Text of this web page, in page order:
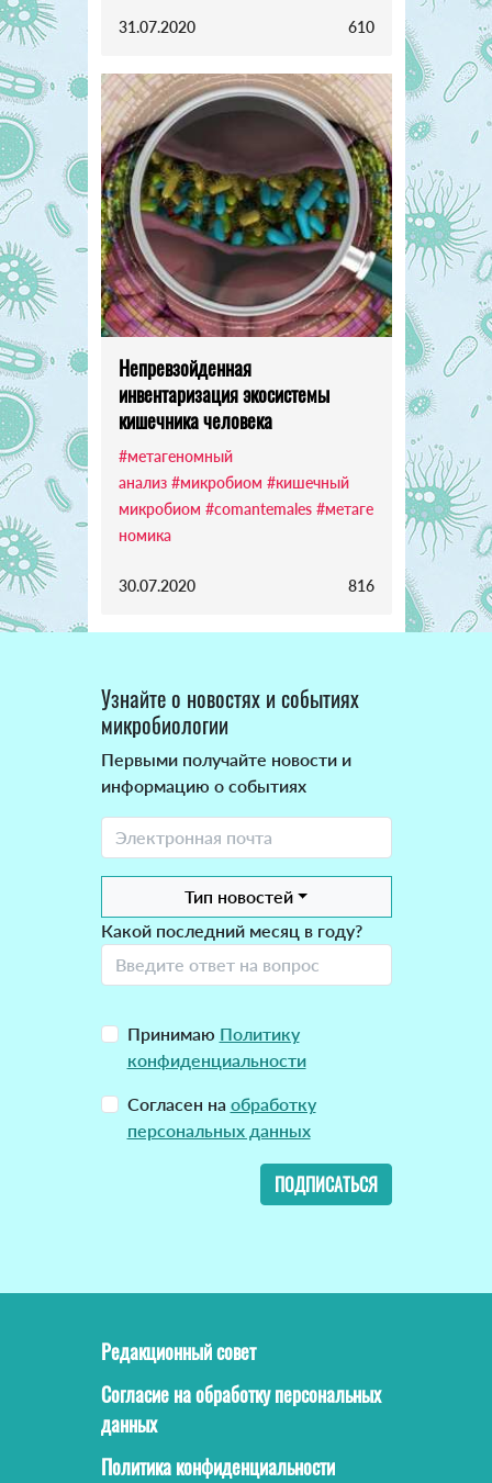
31.07.2020 610
Непревзойденная
инвентаризация экосистемы
кишечника человека
#метагеномный
анализ #микробиом #кишечный
микробиом #comantemales #метаге
номика
30.07.2020 816
Узнайте о новостях и событиях
микробиологии
Первыми получайте новости и
информацию о событиях
Тип новостей
Какой последний месяц в году?
Принимаю Политику
конфиденциальности
Согласен на обработку
персональных данных
ПОДПИСАТЬСЯ
Редакционный совет
Согласие на обработку персональных
данных
Политика конфиденциальности